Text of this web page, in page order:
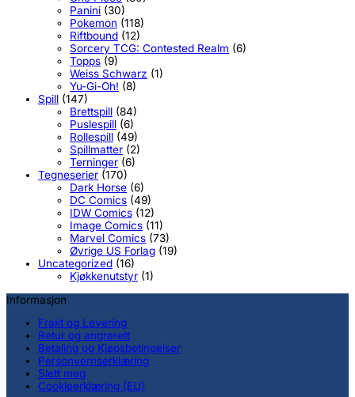
Panini (30)
Pokemon (118)
Riftbound (12)
Sorcery TCG: Contested Realm (6)
Topps (9)
Weiss Schwarz (1)
Yu-Gi-Oh! (8)
Spill (147)
Brettspill (84)
Puslespill (6)
Rollespill (49)
Spillmatter (2)
Terninger (6)
Tegneserier (170)
Dark Horse (6)
DC Comics (49)
IDW Comics (12)
Image Comics (11)
Marvel Comics (73)
Øvrige US Forlag (19)
Uncategorized (16)
Kjøkkenutstyr (1)
Informasjon
Frakt og Levering
Retur og angrerett
Betaling og Kjøpsbetingelser
Personvernserklæring
Slett meg
Cookieerklæring (EU)